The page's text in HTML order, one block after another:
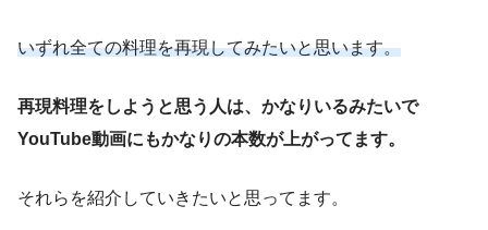
いずれ全ての料理を再現してみたいと思います。
再現料理をしようと思う人は、かなりいるみたいで
YouTube動画にもかなりの本数が上がってます。
それらを紹介していきたいと思ってます。